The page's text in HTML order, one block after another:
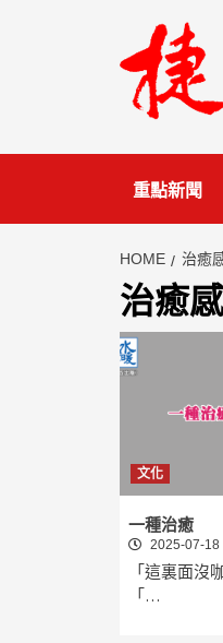
重點新聞
HOME 治癒
治癒感
文化
一種治癒
2025-07-18
「這裏面沒
「…